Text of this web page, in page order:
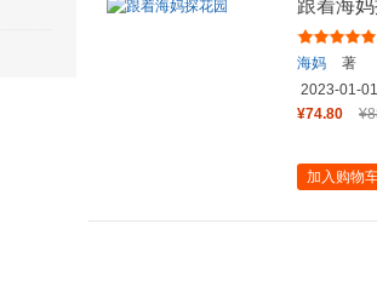
跟着海
海妈
著
2023-01-01
¥74.80
加入购物